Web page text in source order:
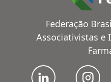
Federação
Associativistas e